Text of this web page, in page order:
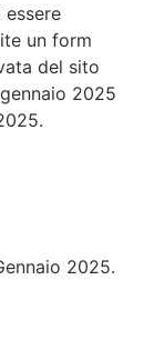
un form
del sito
2025
2025.